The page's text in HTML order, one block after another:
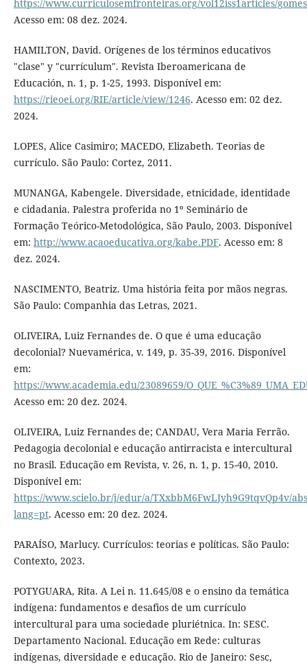
https://www.curriculosemfronteiras.org/vol12iss1articles/
Acesso em: 08 dez. 2024.
HAMILTON, David. Orígenes de los términos educativos
"clase" y "currículum". Revista Iberoamericana de
Educación, n. 1, p. 1-25, 1993. Disponível em:
https://rieoei.org/RIE/article/view/1246. Acesso em: 02 dez.
2024.
LOPES, Alice Casimiro; MACEDO, Elizabeth. Teorias de
currículo. São Paulo: Cortez, 2011.
MUNANGA, Kabengele. Diversidade, etnicidade, identidade
e cidadania. Palestra proferida no 1º Seminário de
Formação Teórico-Metodológica, São Paulo, 2003. Disponível
em: http://www.acaoeducativa.org/kabe.PDF. Acesso em: 8
dez. 2024.
NASCIMENTO, Beatriz. Uma história feita por mãos negras.
São Paulo: Companhia das Letras, 2021.
OLIVEIRA, Luiz Fernandes de. O que é uma educação
decolonial? Nuevamérica, v. 149, p. 35-39, 2016. Disponível
em:
https://www.academia.edu/23089659/
Acesso em: 20 dez. 2024.
OLIVEIRA, Luiz Fernandes de; CANDAU, Vera Maria Ferrão.
Pedagogia decolonial e educação antirracista e intercultural
no Brasil. Educação em Revista, v. 26, n. 1, p. 15-40, 2010.
Disponível em:
https://www.scielo.br/j/edur/a/TXxbbM6FwLJyh9G9tqvQp4v/
lang=pt. Acesso em: 20 dez. 2024.
PARAÍSO, Marlucy. Currículos: teorias e políticas. São Paulo:
Contexto, 2023.
POTYGUARA, Rita. A Lei n. 11.645/08 e o ensino da temática
indígena: fundamentos e desafios de um currículo
intercultural para uma sociedade pluriétnica. In: SESC.
Departamento Nacional. Educação em Rede: culturas
indígenas, diversidade e educação. Rio de Janeiro: Sesc,